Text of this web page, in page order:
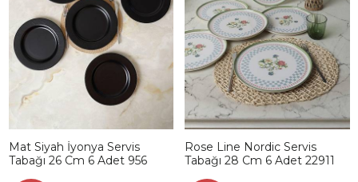
Mat Siyah İyonya Servis
Tabağı 26 Cm 6 Adet 956
Rose Line Nordic Servis
Tabağı 28 Cm 6 Adet 22911